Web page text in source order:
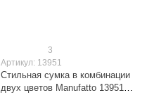
3
Артикул: 13951
Стильная сумка в комбинации
двух цветов Manufatto 13951